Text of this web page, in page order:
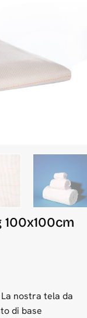
nostra tela da
di base